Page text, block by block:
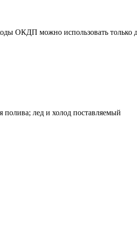
ОКДП можно использовать
полива; лед и холод поставляемый